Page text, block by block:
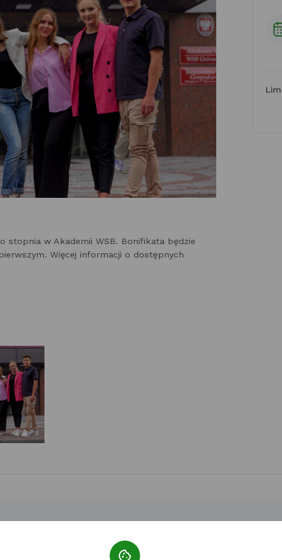
stopnia w Akademii WSB. Bonifikata będzie
Więcej informacji o dostępnych